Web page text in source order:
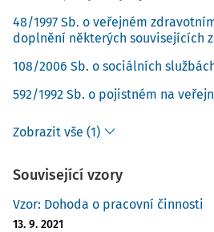
48/1997 Sb. o veřejném
doplnění některých souvisejících
108/2006 Sb. o sociálních
592/1992 Sb. o pojistném na
Zobrazit vše (1)
Související vzory
Vzor: Dohoda o pracovní činnosti
13. 9. 2021